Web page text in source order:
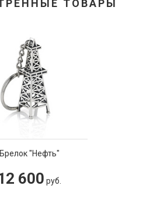
ТОВАРЫ
Брелок "Нефть"
600 руб.